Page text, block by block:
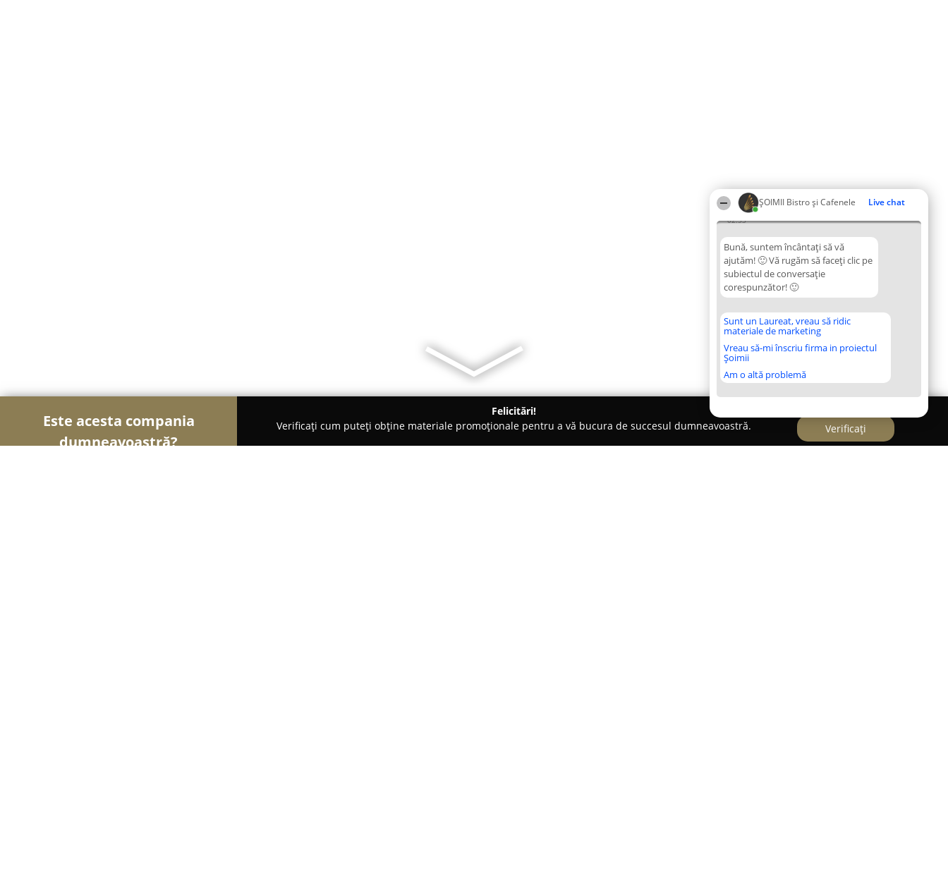
ȘOIMII Bistro și Cafenele Live chat
02:53
Bună, suntem încântați să vă
ajutăm! 🙂 Vă rugăm să faceți clic pe
subiectul de conversație
corespunzător! 🙂
Sunt un Laureat, vreau să ridic
materiale de marketing
Vreau să-mi înscriu firma in proiectul
Șoimii
Am o altă problemă
Este acesta compania
dumneavoastră?
Felicitări!
Verificați cum puteți obține materiale promoționale pentru a vă bucura de succesul dumneavoastră.
Verificați